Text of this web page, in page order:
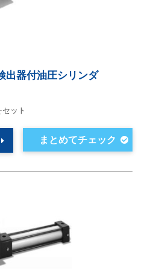
出器付油圧シリンダ
ット